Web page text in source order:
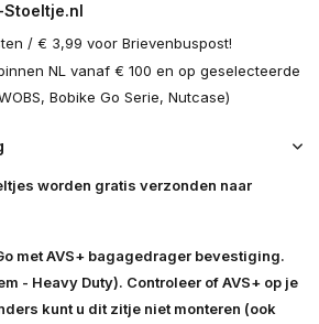
/ € 3,99 voor Brievenbuspost!
NL vanaf € 100 en op geselecteerde
Bobike Go Serie, Nutcase)
worden gratis verzonden naar
met AVS+ bagagedrager bevestiging.
- Heavy Duty). Controleer of AVS+ op je
kunt u dit zitje niet monteren (ook